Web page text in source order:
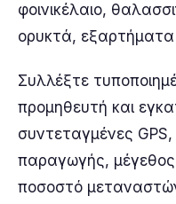
φοινικέλαιο,
ορυκτά, εξαρτήματα
Συλλέξτε
προμηθευτή και
συντεταγμένες
παραγωγής, μέγεθος
ποσοστό